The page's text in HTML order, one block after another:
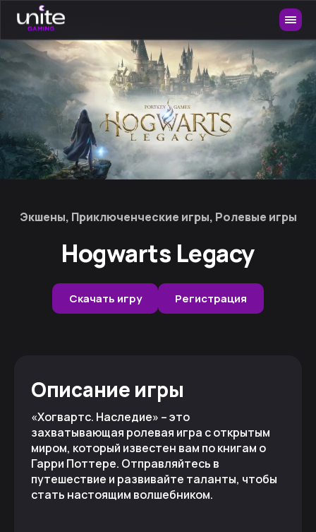
Экшены, Приключенческие игры, Ролевые игры
Hogwarts Legacy
Скачать игру Регистрация
Описание игры
«Хогвартс. Наследие» – это
захватывающая ролевая игра с открытым
миром, который известен вам по книгам о
Гарри Поттере. Отправляйтесь в
путешествие и развивайте таланты, чтобы
стать настоящим волшебником.